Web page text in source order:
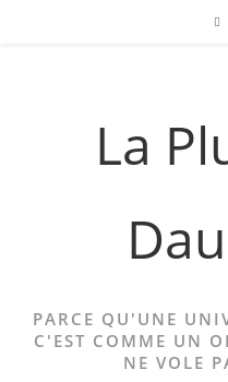
La
PARCE QU'UNE
C'EST COMME UN
NE VOLE